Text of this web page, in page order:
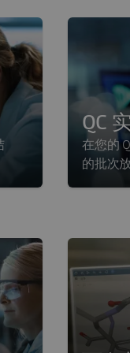
QC
在您的
的批次